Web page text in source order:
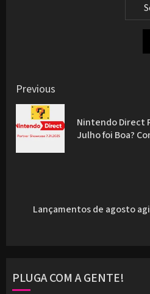
Post
navigation
Previous
Nintendo Direct
Julho foi Boa?
NextLançamentos de agosto
PLUGA COM A GENTE!